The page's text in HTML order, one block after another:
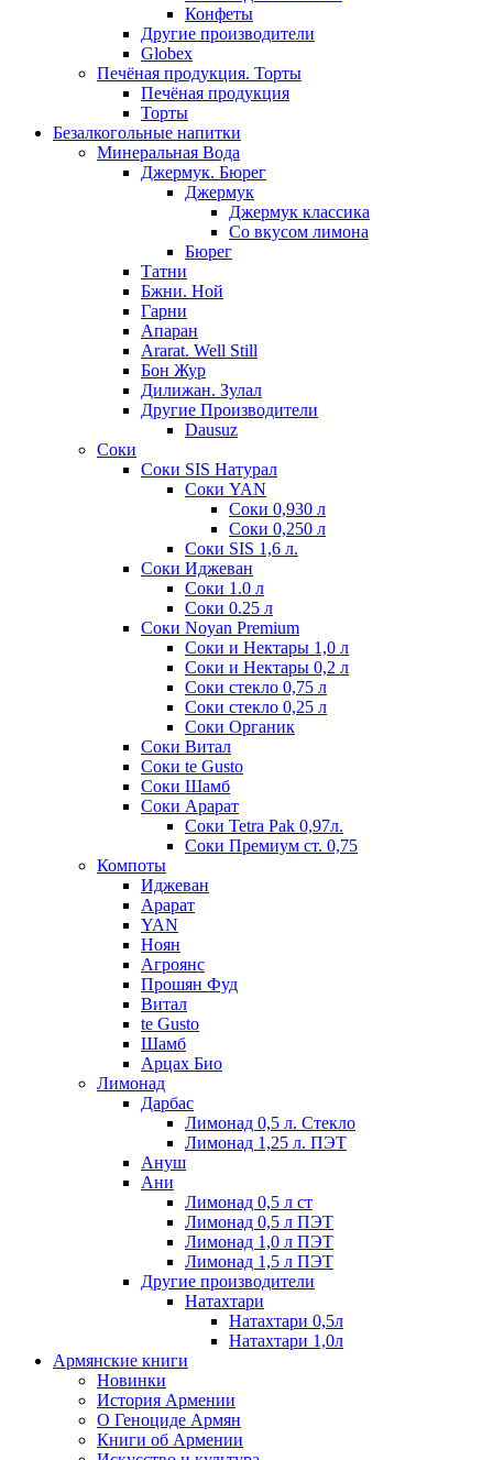
Конфеты
Другие производители
Globex
Печёная продукция. Торты
Печёная продукция
Торты
Безалкогольные напитки
Минеральная Вода
Джермук. Бюрег
Джермук
Джермук классика
Со вкусом лимона
Бюрег
Татни
Бжни. Ной
Гарни
Апаран
Ararat. Well Still
Бон Жур
Дилижан. Зулал
Другие Производители
Dausuz
Соки
Соки SIS Натурал
Соки YAN
Соки 0,930 л
Соки 0,250 л
Соки SIS 1,6 л.
Соки Иджеван
Соки 1.0 л
Соки 0.25 л
Соки Noyan Premium
Соки и Нектары 1,0 л
Соки и Нектары 0,2 л
Соки стекло 0,75 л
Соки стекло 0,25 л
Соки Органик
Соки Витал
Соки te Gusto
Соки Шамб
Соки Арарат
Соки Tetra Pak 0,97л.
Соки Премиум ст. 0,75
Компоты
Иджеван
Арарат
YAN
Ноян
Агроянс
Прошян Фуд
Витал
te Gusto
Шамб
Арцах Био
Лимонад
Дарбас
Лимонад 0,5 л. Стекло
Лимонад 1,25 л. ПЭТ
Ануш
Ани
Лимонад 0,5 л ст
Лимонад 0,5 л ПЭТ
Лимонад 1,0 л ПЭТ
Лимонад 1,5 л ПЭТ
Другие производители
Натахтари
Натахтари 0,5л
Натахтари 1,0л
Армянские книги
Новинки
История Армении
О Геноциде Армян
Книги об Армении